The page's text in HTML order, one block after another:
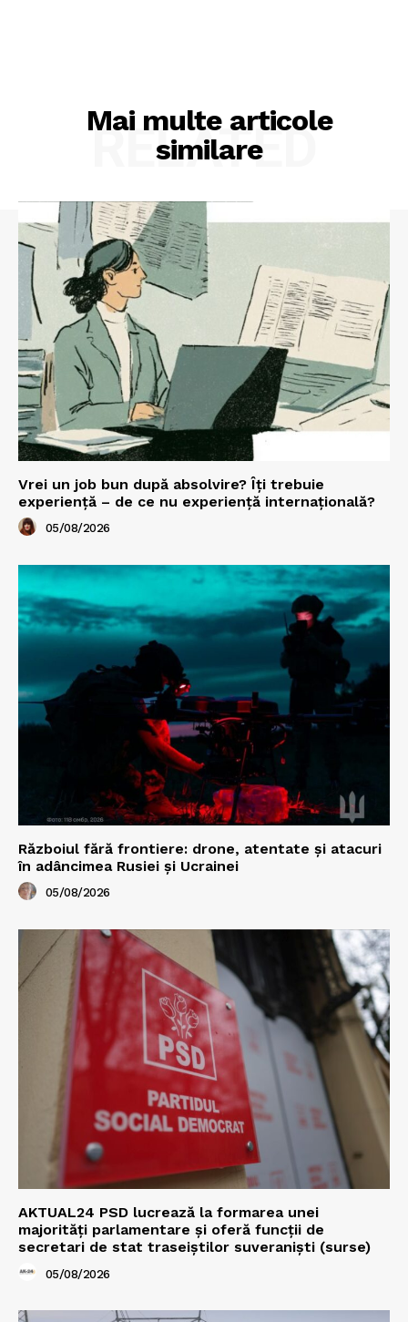
Mai multe articole
similare
RELATED
Vrei un job bun după absolvire? Îți trebuie
experiență – de ce nu experiență internațională?
05/08/2026
Războiul fără frontiere: drone, atentate și atacuri
în adâncimea Rusiei și Ucrainei
05/08/2026
AKTUAL24 PSD lucrează la formarea unei
majorităţi parlamentare și oferă funcții de
secretari de stat traseiștilor suveraniști (surse)
05/08/2026